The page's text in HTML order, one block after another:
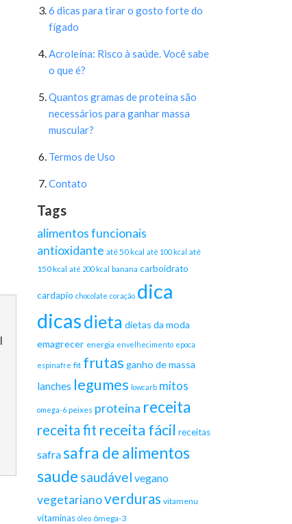
6 dicas para tirar o gosto forte do
fígado
Acroleína: Risco à saúde. Você sabe
o que é?
Quantos gramas de proteína são
necessários para ganhar massa
muscular?
Termos de Uso
Contato
Tags
alimentos funcionais
antioxidante até 50 kcal até 100 kcal até
150 kcal até 200 kcal banana carboidrato
cardapio chocolate coração dica
dicasdieta dietas da moda
emagrecer energia envelhecimento epoca
espinafre fit frutas ganho de massa
lanches legumes lowcarb mitos
omega-6 peixes proteina receita
receita fit receita fácil receitas
safrasafra de alimentos
saude saudável vegano
vegetarianoverduras vitamenu
vitaminas óleo ômega-3